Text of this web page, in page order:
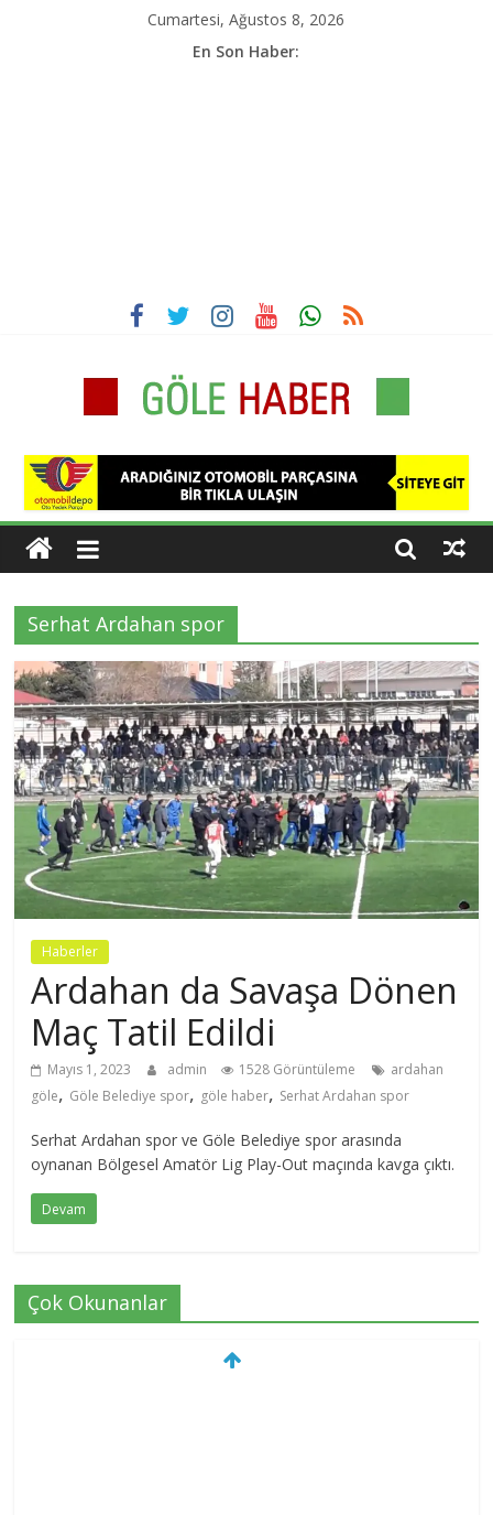
Cumartesi, Ağustos 8, 2026
En Son Haber:
Göle
Haber
Göle,
Ardahan
dan
Haber
Var
Serhat Ardahan spor
Haberler
Ardahan da Savaşa Dönen
Maç Tatil Edildi
Mayıs 1, 2023 admin 1528 Görüntüleme
ardahan
göle, Göle Belediye spor, göle haber, Serhat Ardahan spor
Serhat Ardahan spor ve Göle Belediye spor arasında
oynanan Bölgesel Amatör Lig Play-Out maçında kavga çıktı.
Devam
Çok Okunanlar